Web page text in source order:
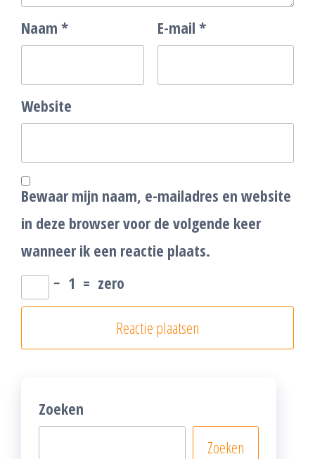
Naam * E-mail *
Website
Bewaar mijn naam, e-mailadres en website
in deze browser voor de volgende keer
wanneer ik een reactie plaats.
− 1 = zero
Zoeken
Zoeken